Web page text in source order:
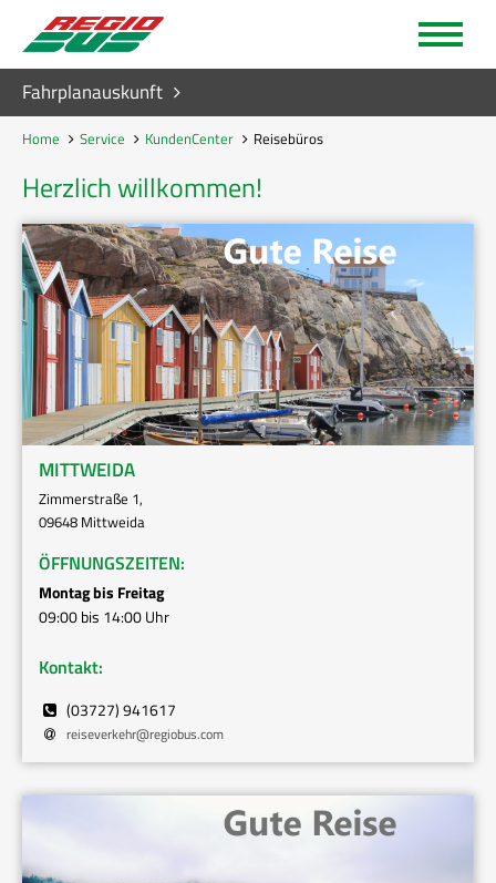
Fahrplanauskunft
Home Service KundenCenter Reisebüros
Herzlich willkommen!
MITTWEIDA
Zimmerstraße 1,
09648 Mittweida
ÖFFNUNGSZEITEN:
Montag bis Freitag
09:00 bis 14:00 Uhr
Kontakt:
(03727) 941617
reiseverkehr@regiobus.com